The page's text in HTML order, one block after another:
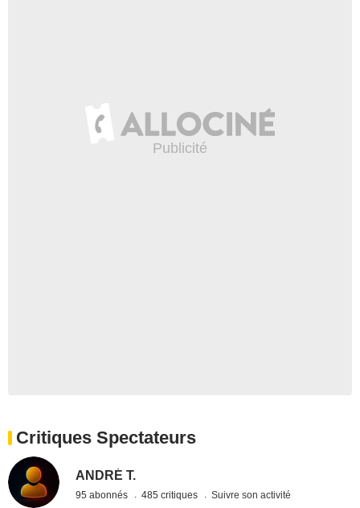
Critiques Spectateurs
ANDRÉ T.
95 abonnés 485 critiques Suivre son activité